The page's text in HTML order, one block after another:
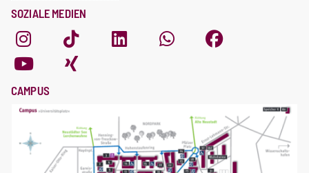
SOZIALE MEDIEN
CAMPUS